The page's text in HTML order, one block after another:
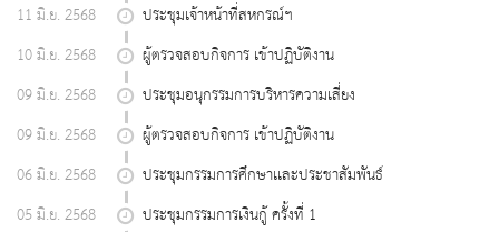
11 มิ.ย. 2568
ประชุมเจ้าหน้าที่สหกรณ์ฯ
10 มิ.ย. 2568
ผู้ตรวจสอบกิจการ เข้าปฏิบัติงาน
09 มิ.ย. 2568
ประชุมอนุกรรมการบริหารความเสี่ยง
09 มิ.ย. 2568
ผู้ตรวจสอบกิจการ เข้าปฏิบัติงาน
06 มิ.ย. 2568
ประชุมกรรมการศึกษาเเละประชาสัมพันธ์
05 มิ.ย. 2568
ประชุมกรรมการเงินกู้ ครั้งที่ 1